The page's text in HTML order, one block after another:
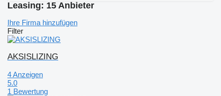
Leasing: 15 Anbieter
Ihre Firma hinzufügen
Filter
AKSISLIZING
4 Anzeigen
5.0
1 Bewertung